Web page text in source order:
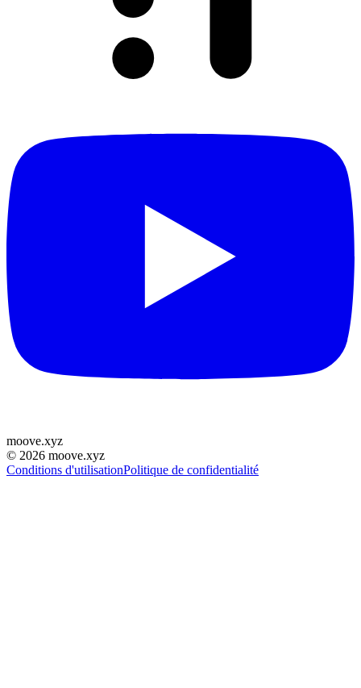
moove.xyz
© 2026 moove.xyz
Conditions d'utilisationPolitique de confidentialité